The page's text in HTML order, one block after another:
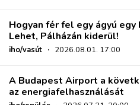
Hogyan fér fel egy ágyú
Lehet, Pálházán kiderül!
iho/vasút · 2026.08.01. 17:00
A Budapest Airport a
az energiafelhasználását